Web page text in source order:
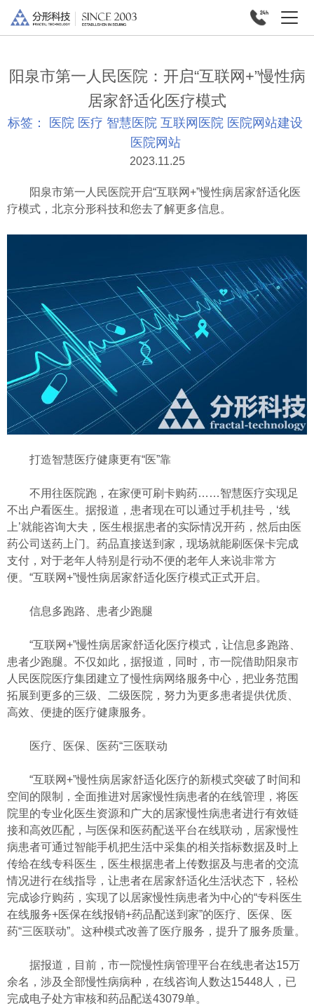
阳泉市第一人民医院：开启“互联网+”慢性病
居家舒适化医疗模式
标签： 医院 医疗 智慧医院 互联网医院 医院网站建设
医院网站
2023.11.25
阳泉市第一人民医院开启“互联网+”慢性病居家舒适化医
疗模式，北京分形科技和您去了解更多信息。
打造智慧医疗健康更有“医”靠
不用往医院跑，在家便可刷卡购药……智慧医疗实现足
不出户看医生。据报道，患者现在可以通过手机挂号，‘线
上’就能咨询大夫，医生根据患者的实际情况开药，然后由医
药公司送药上门。药品直接送到家，现场就能刷医保卡完成
支付，对于老年人特别是行动不便的老年人来说非常方
便。“互联网+”慢性病居家舒适化医疗模式正式开启。
信息多跑路、患者少跑腿
“互联网+”慢性病居家舒适化医疗模式，让信息多跑路、
患者少跑腿。不仅如此，据报道，同时，市一院借助阳泉市
人民医院医疗集团建立了慢性病网络服务中心，把业务范围
拓展到更多的三级、二级医院，努力为更多患者提供优质、
高效、便捷的医疗健康服务。
医疗、医保、医药“三医联动
“互联网+”慢性病居家舒适化医疗的新模式突破了时间和
空间的限制，全面推进对居家慢性病患者的在线管理，将医
院里的专业化医生资源和广大的居家慢性病患者进行有效链
接和高效匹配，与医保和医药配送平台在线联动，居家慢性
病患者可通过智能手机把生活中采集的相关指标数据及时上
传给在线专科医生，医生根据患者上传数据及与患者的交流
情况进行在线指导，让患者在居家舒适化生活状态下，轻松
完成诊疗购药，实现了以居家慢性病患者为中心的“专科医生
在线服务+医保在线报销+药品配送到家”的医疗、医保、医
药“三医联动”。这种模式改善了医疗服务，提升了服务质量。
据报道，目前，市一院慢性病管理平台在线患者达15万
余名，涉及全部慢性病病种，在线咨询人数达15448人，已
完成电子处方审核和药品配送43079单。